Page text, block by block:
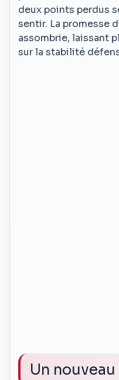
deux points perdus
sentir. La promesse
assombrie, laissant
sur la stabilité
Un